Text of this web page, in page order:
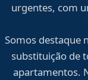
urgentes, com
Somos destaque
substituição de
apartamentos.